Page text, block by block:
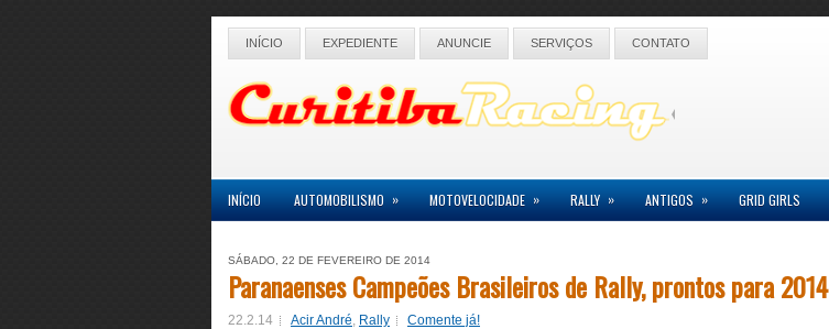
INÍCIO EXPEDIENTE ANUNCIE SERVIÇOS CONTATO
INÍCIO AUTOMOBILISMO » MOTOVELOCIDADE » RALLY » ANTIGOS » GRID GIRLS
SÁBADO, 22 DE FEVEREIRO DE 2014
Paranaenses Campeões Brasileiros de Rally, prontos para 2014
22.2.14 Acir André, Rally Comente já!